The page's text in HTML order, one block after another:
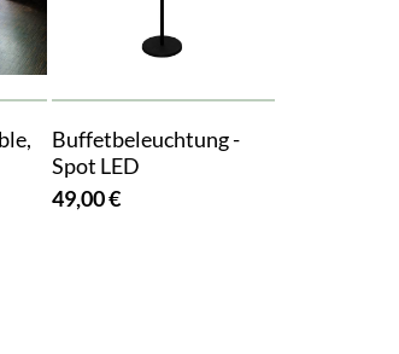
Buffetbeleuchtung -
Spot LED
49,00 €